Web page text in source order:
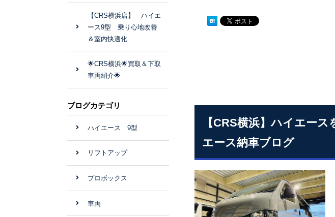
【CRS横浜】ハイエー
エース納車ブログ
【CRS横浜店】 ハイエ
ース9型 乗り心地改善
＆室内快適化
🌟CRS横浜🌟買取＆下取
車両紹介🌟
ブログカテゴリ
ハイエース 9型
リフトアップ
プロボックス
車両